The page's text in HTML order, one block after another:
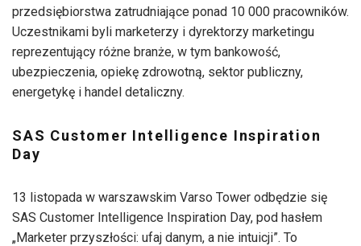
przedsiębiorstwa zatrudniające ponad 10 000 pracowników.
Uczestnikami byli marketerzy i dyrektorzy marketingu
reprezentujący różne branże, w tym bankowość,
ubezpieczenia, opiekę zdrowotną, sektor publiczny,
energetykę i handel detaliczny.
SAS Customer Intelligence Inspiration
Day
13 listopada w warszawskim Varso Tower odbędzie się
SAS Customer Intelligence Inspiration Day, pod hasłem
„Marketer przyszłości: ufaj danym, a nie intuicji”. To